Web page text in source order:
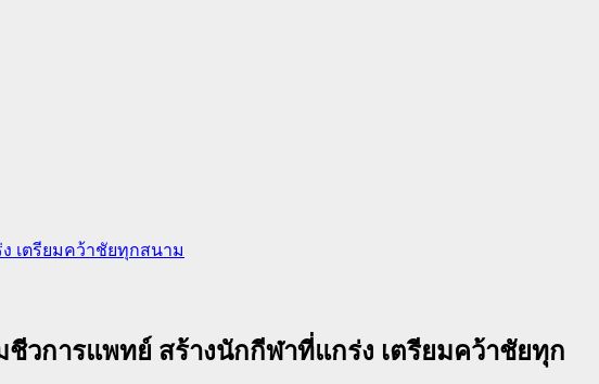
เตรียมคว้าชัยทุกสนาม
วการแพทย์ สร้างนักกีฬาที่แกร่ง เตรียมคว้าชัยทุก